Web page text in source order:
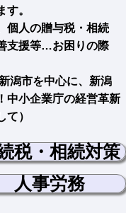
。
個人の贈与税・相続
支援等…お困りの際
潟市を中心に、新潟
中小企業庁の経営革新
）
税・相続対策
人事労務